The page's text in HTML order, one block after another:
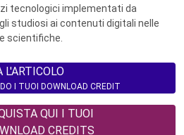
tecnologici implementati da
studiosi ai contenuti digitali nelle
scientifiche.
L'ARTICOLO
I TUOI DOWNLOAD CREDIT
QUI I TUOI
CREDITS